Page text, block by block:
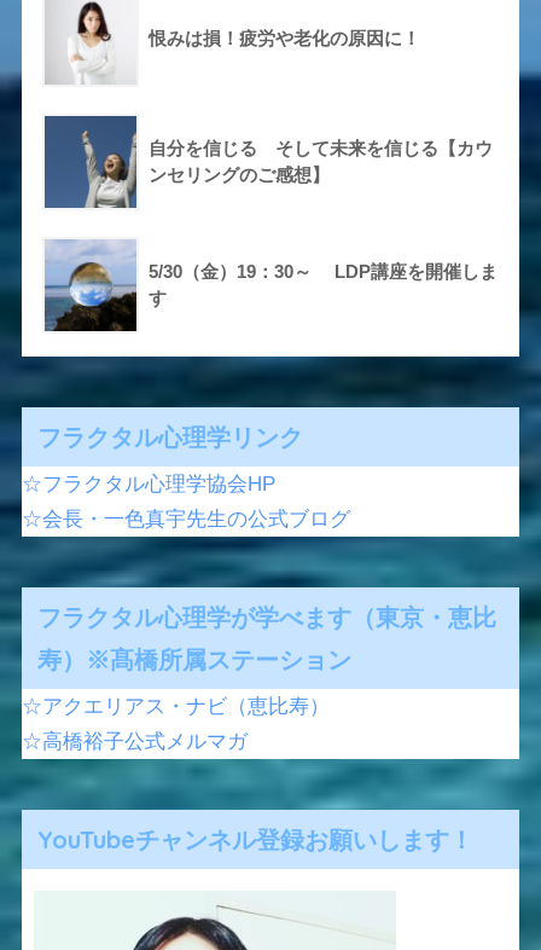
恨みは損！疲労や老化の原因に！
自分を信じる そして未来を信じる【カウ
ンセリングのご感想】
5/30（金）19：30～ LDP講座を開催しま
す
フラクタル心理学リンク
☆フラクタル心理学協会HP
☆会長・一色真宇先生の公式ブログ
フラクタル心理学が学べます（東京・恵比
寿）※髙橋所属ステーション
☆アクエリアス・ナビ（恵比寿）
☆高橋裕子公式メルマガ
YouTubeチャンネル登録お願いします！